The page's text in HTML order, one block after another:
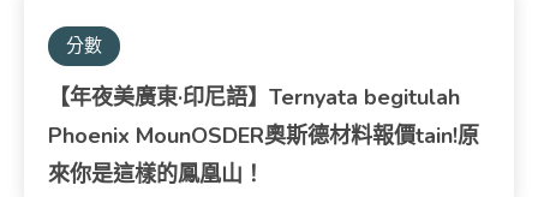
分數
【年夜美廣東·印尼語】Ternyata begitulah
Phoenix MounOSDER奧斯德材料報價tain!原
來你是這樣的鳳凰山！